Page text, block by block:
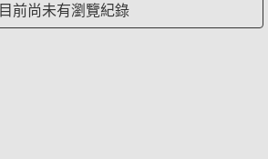
目前尚未有瀏覽紀錄